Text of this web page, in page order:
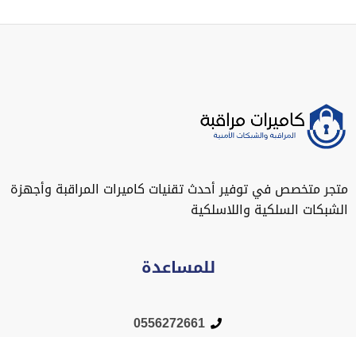
متخصص في توفير أحدث تقنيات كاميرات المراقبة وأجهزة
السلكية واللاسلكية
للمساعدة
0556272661